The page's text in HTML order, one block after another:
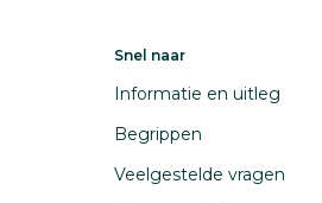
Snel naar
Informatie en uitleg
Begrippen
Veelgestelde vragen